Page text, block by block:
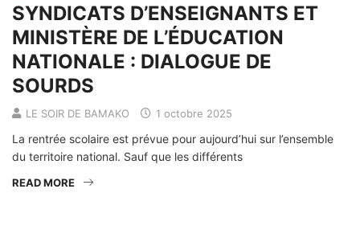
SYNDICATS D’ENSEIGNANTS ET
MINISTÈRE DE L’ÉDUCATION
NATIONALE : DIALOGUE DE
SOURDS
LE SOIR DE BAMAKO 1 octobre 2025
La rentrée scolaire est prévue pour aujourd’hui sur l’ensemble
du territoire national. Sauf que les différents
READ MORE